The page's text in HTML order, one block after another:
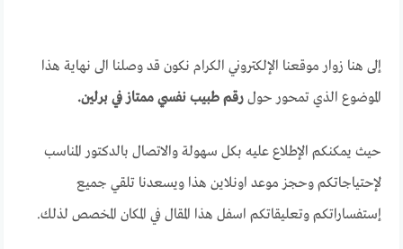
إلى هنا زوار موقعنا الإلكتروني الكرام نكون قد وصلنا الى نهاية هذا
الموضوع الذي تمحور حولرقم طبيب نفسي ممتاز في برلين.
حيث يمكنكم الإطلاع عليه بكل سهولة والاتصال بالدكتور المناسب
لإحتياجاتكم وحجز موعد اونلاين هذا ويسعدنا تلقي جميع
إستفساراتكم وتعليقاتكم اسفل هذا المقال في المكان المخصص لذلك.